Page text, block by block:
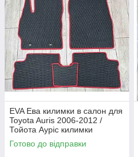
EVA Ева килимки в салон для
Toyota Auris 2006-2012 /
Тойота Ауріс килимки
Готово до відправки